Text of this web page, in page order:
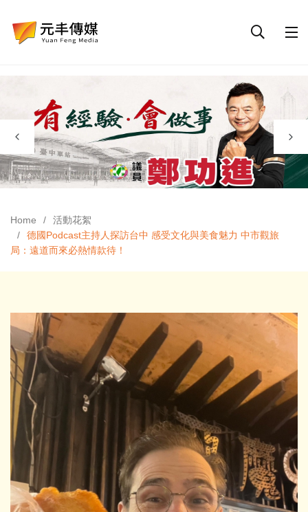
Home
活動花絮
德國Podcast主持人探訪台中 感受文化與美食魅力 中市觀旅
局：遠道而來必熱情款待！